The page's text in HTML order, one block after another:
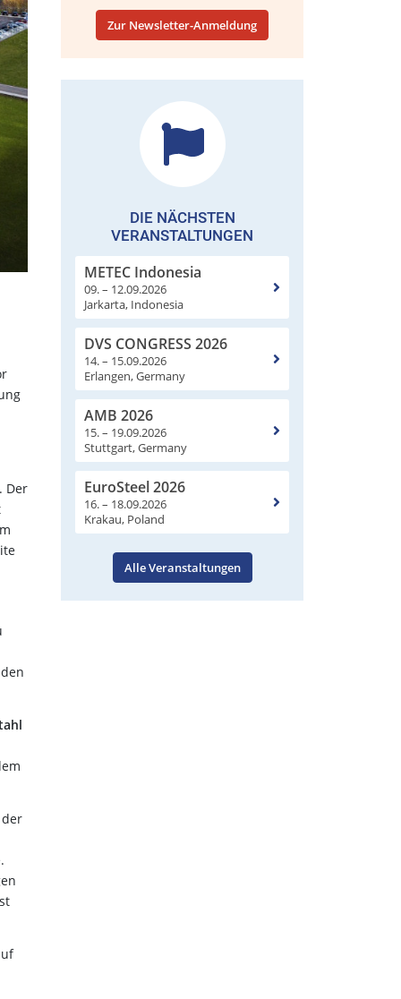
Der
Zur Newsletter-Anmeldung
DIE NÄCHSTEN
VERANSTALTUNGEN
METEC Indonesia
09. – 12.09.2026
Jarkarta, Indonesia
DVS CONGRESS 2026
14. – 15.09.2026
Erlangen, Germany
AMB 2026
15. – 19.09.2026
Stuttgart, Germany
EuroSteel 2026
16. – 18.09.2026
Krakau, Poland
Alle Veranstaltungen